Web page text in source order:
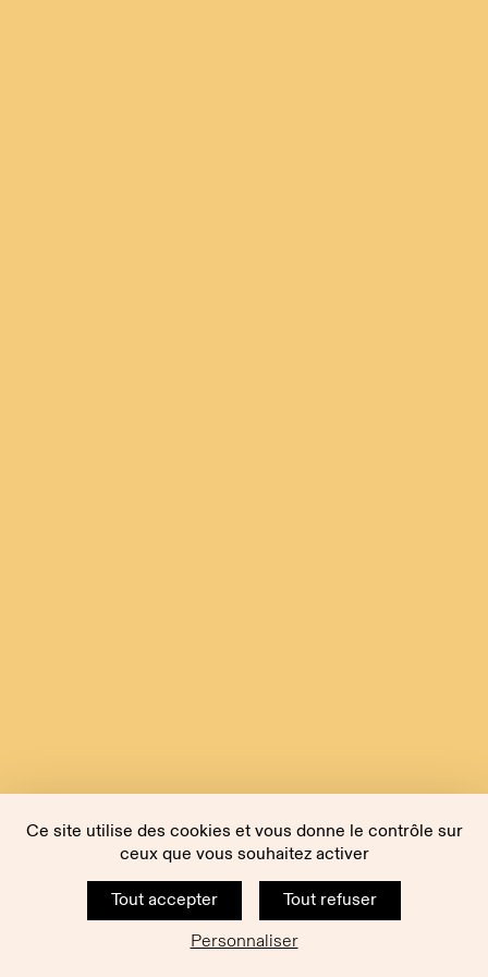
Ce site utilise des cookies et vous donne le contrôle sur
ceux que vous souhaitez activer
Tout accepter
Tout refuser
Personnaliser